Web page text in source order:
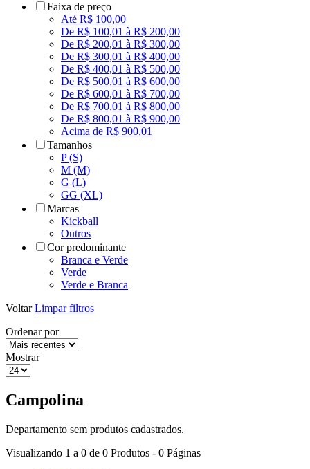
Faixa de preço
Até R$ 100,00
De R$ 100,01 à R$ 200,00
De R$ 200,01 à R$ 300,00
De R$ 300,01 à R$ 400,00
De R$ 400,01 à R$ 500,00
De R$ 500,01 à R$ 600,00
De R$ 600,01 à R$ 700,00
De R$ 700,01 à R$ 800,00
De R$ 800,01 à R$ 900,00
Acima de R$ 900,01
Tamanhos
P (S)
M (M)
G (L)
GG (XL)
Marcas
Kickball
Outros
Cor predominante
Branca e Verde
Verde
Verde e Branca
Voltar Limpar filtros
Ordenar por
Mostrar
Campolina
Departamento sem produtos cadastrados.
Visualizando 1 a 0 de 0 Produtos - 0 Páginas